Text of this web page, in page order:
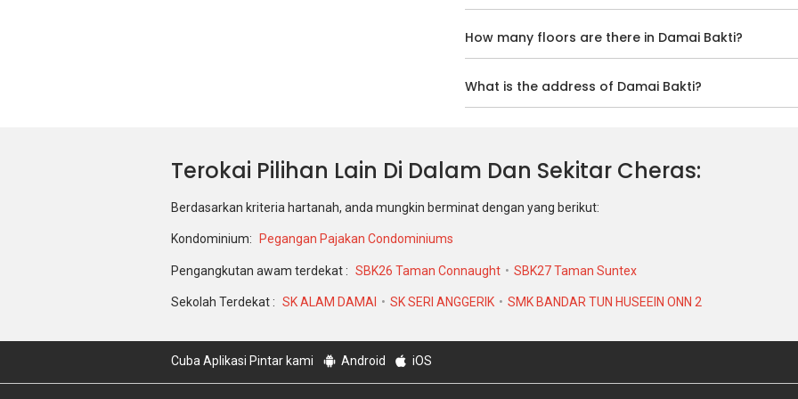
How many floors are there in Damai Bakti?
What is the address of Damai Bakti?
Terokai Pilihan Lain Di Dalam Dan Sekitar Cheras
Berdasarkan kriteria hartanah, anda mungkin berminat dengan yang berikut:
Kondominium: Pegangan Pajakan Condominiums
Pengangkutan awam terdekat : SBK26 Taman Connaught SBK27 Taman Suntex
Sekolah Terdekat : SK ALAM DAMAI SK SERI ANGGERIK SMK BANDAR TUN HUSEEIN ONN 2
Cuba Aplikasi Pintar kami Android iOS